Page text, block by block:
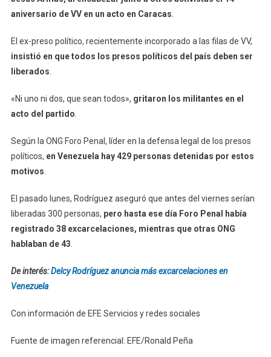
aniversario de VV en un acto en Caracas
El ex-preso político, recientemente incorporado a las filas de VV,
insistió en que todos los presos políticos del país deben ser
liberados
«Ni uno ni dos, que sean todos», gritaron los militantes en el
acto del partido
Según la ONG Foro Penal, líder en la defensa legal de los presos
políticos, en Venezuela hay 429 personas detenidas por estos
motivos
El pasado lunes, Rodríguez aseguró que antes del viernes serían
liberadas 300 personas, pero hasta ese día Foro Penal había
registrado 38 excarcelaciones, mientras que otras ONG
hablaban de 43
De interés:Delcy Rodríguez anuncia más excarcelaciones en
Venezuela
Con información de EFE Servicios y redes sociales
Fuente de imagen referencial: EFE/Ronald Peña